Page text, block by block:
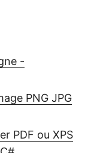
-
PNG JPG
PDF ou XPS